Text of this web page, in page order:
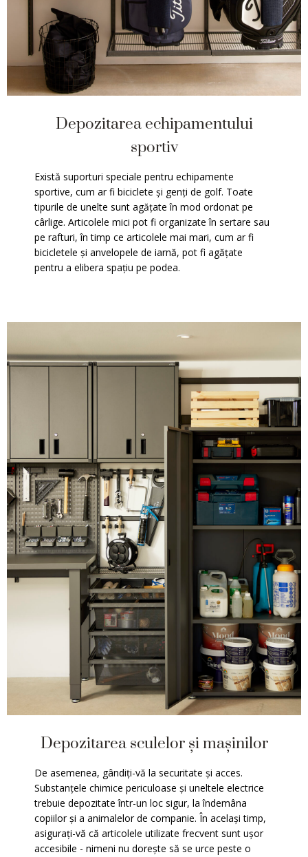
Depozitarea echipamentului
sportiv
Există suporturi speciale pentru echipamente
sportive, cum ar fi biciclete și genți de golf. Toate
tipurile de unelte sunt agățate în mod ordonat pe
cârlige. Articolele mici pot fi organizate în sertare sau
pe rafturi, în timp ce articolele mai mari, cum ar fi
bicicletele și anvelopele de iarnă, pot fi agățate
pentru a elibera spațiu pe podea.
Depozitarea sculelor și mașinilor
De asemenea, gândiți-vă la securitate și acces.
Substanțele chimice periculoase și uneltele electrice
trebuie depozitate într-un loc sigur, la îndemâna
copiilor și a animalelor de companie. În același timp,
asigurați-vă că articolele utilizate frecvent sunt ușor
accesibile - nimeni nu dorește să se urce peste o